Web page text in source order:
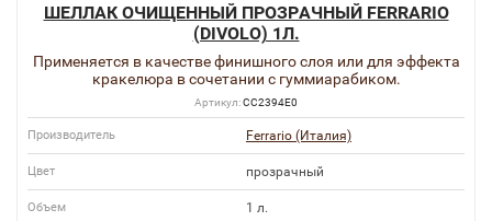
ШЕЛЛАК ОЧИЩЕННЫЙ ПРОЗРАЧНЫЙ FERRARIO
(DIVOLO) 1Л.
Применяется в качестве финишного слоя или для эффекта
кракелюра в сочетании с гуммиарабиком.
Артикул:СС2394E0
Производитель Ferrario (Италия)
Цвет прозрачный
Объем 1 л.